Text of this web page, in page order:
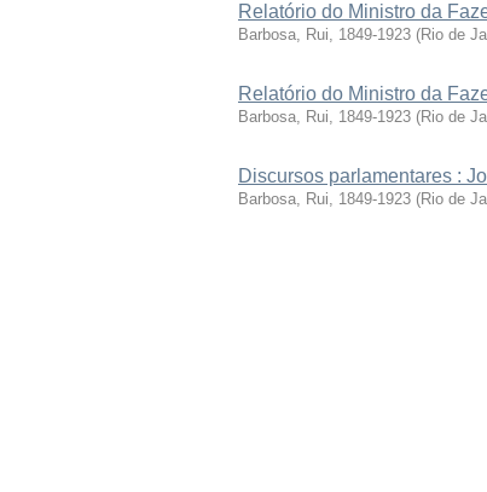
Relatório do Ministro da
Barbosa, Rui, 1849-1923 (Rio de
Relatório do Ministro da
Barbosa, Rui, 1849-1923 (Rio de
Discursos parlamentares :
Barbosa, Rui, 1849-1923 (Rio de